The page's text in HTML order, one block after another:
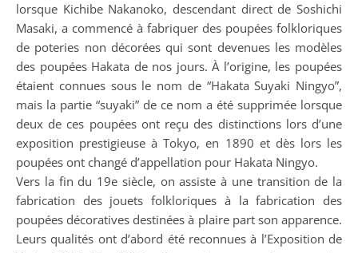
lorsque Kichibe Nakanoko, descendant direct de Soshichi
Masaki, a commencé à fabriquer des poupées folkloriques
de poteries non décorées qui sont devenues les modèles
des poupées Hakata de nos jours. À l’origine, les poupées
étaient connues sous le nom de “Hakata Suyaki Ningyo”,
mais la partie “suyaki” de ce nom a été supprimée lorsque
deux de ces poupées ont reçu des distinctions lors d’une
exposition prestigieuse à Tokyo, en 1890 et dès lors les
poupées ont changé d’appellation pour Hakata Ningyo.
Vers la fin du 19e siècle, on assiste à une transition de la
fabrication des jouets folkloriques à la fabrication des
poupées décoratives destinées à plaire part son apparence.
Leurs qualités ont d’abord été reconnues à l’Exposition de